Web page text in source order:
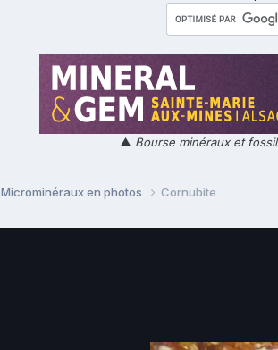
▲ Bourse minéraux et
Microminéraux en photos Cornubite